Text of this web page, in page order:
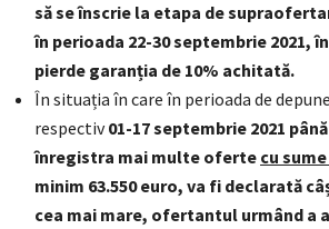
să se înscrie la etapa de
în perioada 22-30 septembrie 2021,
pierde garanția de 10% achitată.
În situația în care în perioada de
respectiv01-17 septembrie 2021
înregistra mai multe oferte cu
minim 63.550 euro, va fi declarată
cea mai mare, ofertantul urmând a